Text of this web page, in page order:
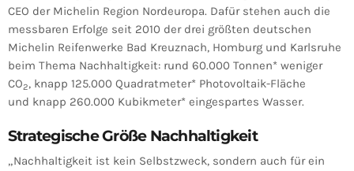
CEO der Michelin Region Nordeuropa. Dafür stehen auch die
messbaren Erfolge seit 2010 der drei größten deutschen
Michelin Reifenwerke Bad Kreuznach, Homburg und Karlsruhe
beim Thema Nachhaltigkeit: rund 60.000 Tonnen* weniger
CO2, knapp 125.000 Quadratmeter* Photovoltaik-Fläche
und knapp 260.000 Kubikmeter* eingespartes Wasser.
Strategische Größe Nachhaltigkeit
„Nachhaltigkeit ist kein Selbstzweck, sondern auch für ein